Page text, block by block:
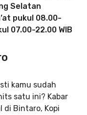
Selatan
pukul 08.00-
07.00-22.00 WIB
kamu sudah
satu ini? Kabar
di Bintaro, Kopi